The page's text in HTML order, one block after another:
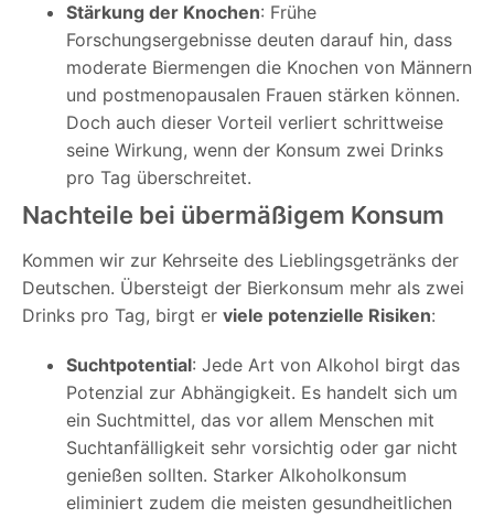
Stärkung der Knochen: Frühe
Forschungsergebnisse deuten darauf hin, dass
moderate Biermengen die Knochen von Männern
und postmenopausalen Frauen stärken können.
Doch auch dieser Vorteil verliert schrittweise
seine Wirkung, wenn der Konsum zwei Drinks
pro Tag überschreitet.
Nachteile bei übermäßigem Konsum
Kommen wir zur Kehrseite des Lieblingsgetränks der
Deutschen. Übersteigt der Bierkonsum mehr als zwei
Drinks pro Tag, birgt er viele potenzielle Risiken:
Suchtpotential: Jede Art von Alkohol birgt das
Potenzial zur Abhängigkeit. Es handelt sich um
ein Suchtmittel, das vor allem Menschen mit
Suchtanfälligkeit sehr vorsichtig oder gar nicht
genießen sollten. Starker Alkoholkonsum
eliminiert zudem die meisten gesundheitlichen